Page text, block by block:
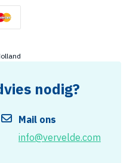
nodig?
Mail ons
info@vervelde.com